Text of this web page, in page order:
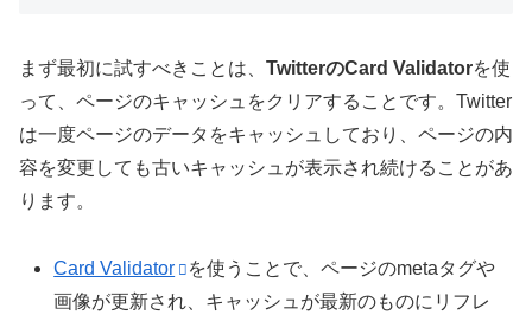
まず最初に試すべきことは、 TwitterのCard Validatorを使
って、ページのキャッシュをクリアすることです。Twitter
は一度ページのデータをキャッシュしており、ページの内
容を変更しても古いキャッシュが表示され続けることがあ
ります。
Card Validator
を使うことで、ページのmetaタグや
画像が更新され、キャッシュが最新のものにリフレ